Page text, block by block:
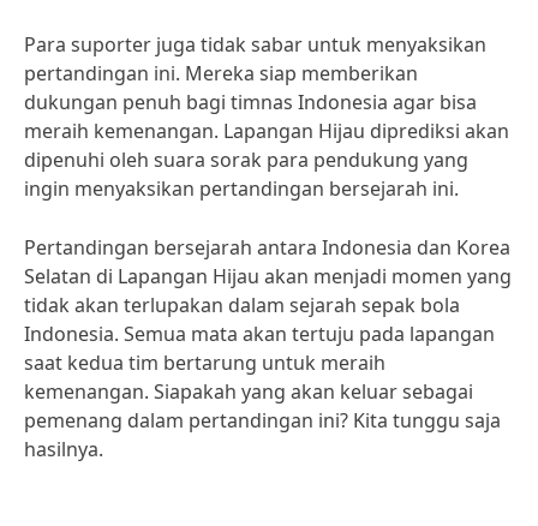
Para suporter juga tidak sabar untuk menyaksikan
pertandingan ini. Mereka siap memberikan
dukungan penuh bagi timnas Indonesia agar bisa
meraih kemenangan. Lapangan Hijau diprediksi akan
dipenuhi oleh suara sorak para pendukung yang
ingin menyaksikan pertandingan bersejarah ini.
Pertandingan bersejarah antara Indonesia dan Korea
Selatan di Lapangan Hijau akan menjadi momen yang
tidak akan terlupakan dalam sejarah sepak bola
Indonesia. Semua mata akan tertuju pada lapangan
saat kedua tim bertarung untuk meraih
kemenangan. Siapakah yang akan keluar sebagai
pemenang dalam pertandingan ini? Kita tunggu saja
hasilnya.